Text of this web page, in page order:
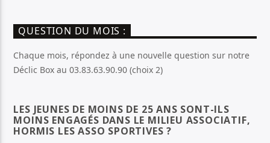
QUESTION DU MOIS :
Chaque mois, répondez à une nouvelle question sur notre
Déclic Box au 03.83.63.90.90 (choix 2)
LES JEUNES DE MOINS DE 25 ANS SONT-ILS
MOINS ENGAGÉS DANS LE MILIEU ASSOCIATIF,
HORMIS LES ASSO SPORTIVES ?